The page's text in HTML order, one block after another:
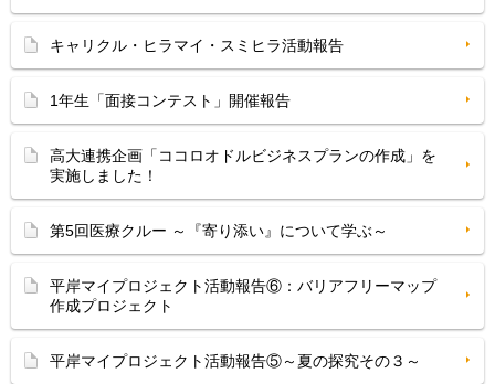
キャリクル・ヒラマイ・スミヒラ活動報告
1年生「面接コンテスト」開催報告
高大連携企画「ココロオドルビジネスプランの作成」を
実施しました！
第5回医療クルー ～『寄り添い』について学ぶ～
平岸マイプロジェクト活動報告⑥：バリアフリーマップ
作成プロジェクト
平岸マイプロジェクト活動報告⑤～夏の探究その３～